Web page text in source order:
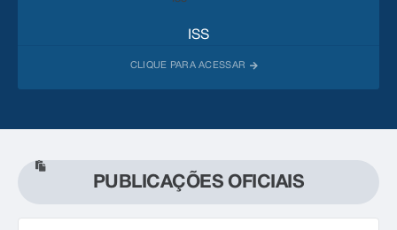
ISS
PUBLICAÇÕES OFICIAIS